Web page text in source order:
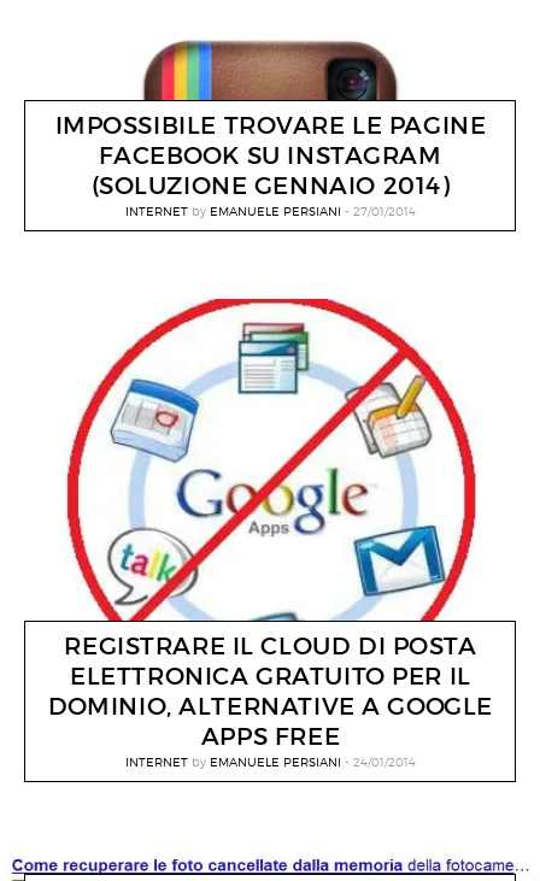
IMPOSSIBILE TROVARE LE PAGINE
FACEBOOK SU INSTAGRAM
(SOLUZIONE GENNAIO 2014)
INTERNET by EMANUELE PERSIANI 27/01/2014
REGISTRARE IL CLOUD DI POSTA
ELETTRONICA GRATUITO PER IL
DOMINIO, ALTERNATIVE A GOOGLE
APPS FREE
INTERNET by EMANUELE PERSIANI 24/01/2014